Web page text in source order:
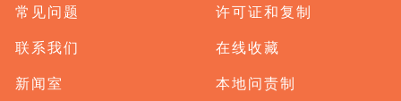
常见问题
联系我们
新闻室
许可证和复制
在线收藏
本地问责制